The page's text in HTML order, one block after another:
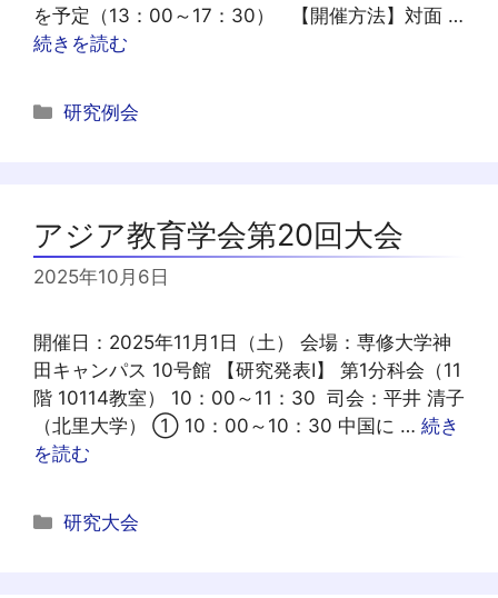
を予定（13：00～17：30） 【開催方法】対面 …
続きを読む
カ
研究例会
アジア教育学会第20回大会
2025年10月6日
開催日：2025年11月1日（土） 会場：専修大学神
田キャンパス 10号館 【研究発表Ⅰ】 第1分科会（11
階 10114教室） 10：00～11：30 司会：平井 清子
（北里大学） ① 10：00～10：30 中国に … 続き
を読む
カ
研究大会